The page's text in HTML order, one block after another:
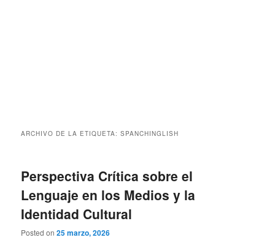
ARCHIVO DE LA ETIQUETA:SPANCHINGLISH
Perspectiva Crítica sobre el
Lenguaje en los Medios y la
Identidad Cultural
Posted on25 marzo, 2026